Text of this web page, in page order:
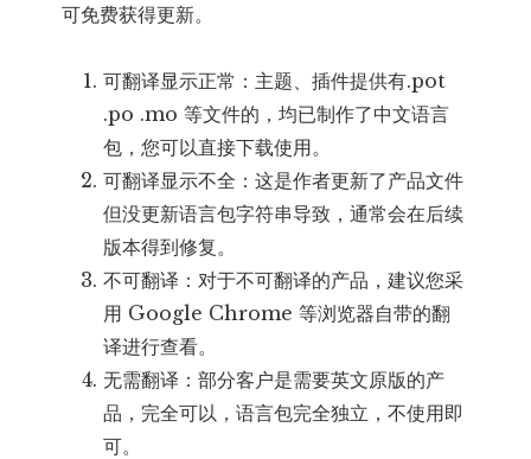
可免费获得更新。
可翻译显示正常：主题、插件提供有.pot
.po .mo 等文件的，均已制作了中文语言
包，您可以直接下载使用。
可翻译显示不全：这是作者更新了产品文件
但没更新语言包字符串导致，通常会在后续
版本得到修复。
不可翻译：对于不可翻译的产品，建议您采
用 Google Chrome 等浏览器自带的翻
译进行查看。
无需翻译：部分客户是需要英文原版的产
品，完全可以，语言包完全独立，不使用即
可。